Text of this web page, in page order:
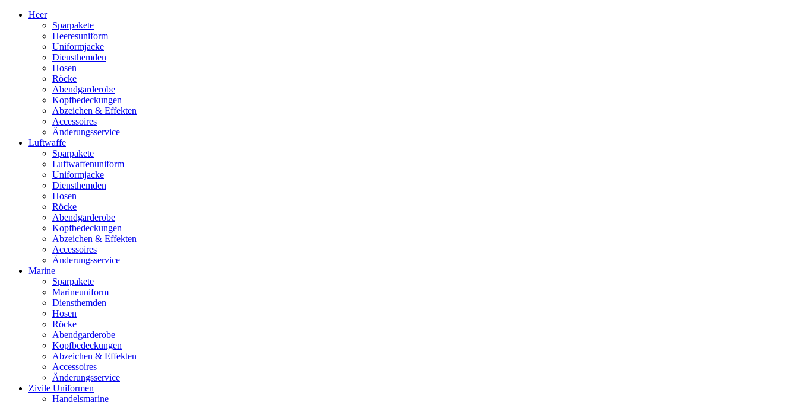
Heer
Sparpakete
Heeresuniform
Uniformjacke
Diensthemden
Hosen
Röcke
Abendgarderobe
Kopfbedeckungen
Abzeichen & Effekten
Accessoires
Änderungsservice
Luftwaffe
Sparpakete
Luftwaffenuniform
Uniformjacke
Diensthemden
Hosen
Röcke
Abendgarderobe
Kopfbedeckungen
Abzeichen & Effekten
Accessoires
Änderungsservice
Marine
Sparpakete
Marineuniform
Diensthemden
Hosen
Röcke
Abendgarderobe
Kopfbedeckungen
Abzeichen & Effekten
Accessoires
Änderungsservice
Zivile Uniformen
Handelsmarine